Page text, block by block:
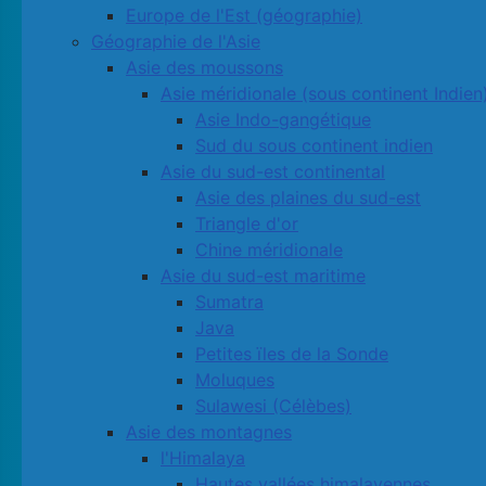
Europe de l'Est (géographie)
Géographie de l'Asie
Asie des moussons
Asie méridionale (sous continent
Asie Indo-gangétique
Sud du sous continent indien
Asie du sud-est continental
Asie des plaines du sud-est
Triangle d'or
Chine méridionale
Asie du sud-est maritime
Sumatra
Java
Petites ïles de la Sonde
Moluques
Sulawesi (Célèbes)
Asie des montagnes
l'Himalaya